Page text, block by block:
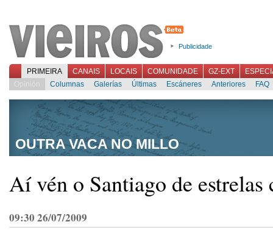
Publicidade
PRIMEIRA CANAIS LOCAIS COMUNIDADE GZ-EXT
Opinión
Columnas Galerías Últimas Escáneres Anteriores FAQ
OUTRA VACA NO MILLO
Aí vén o Santiago de estrelas
09:30 26/07/2009